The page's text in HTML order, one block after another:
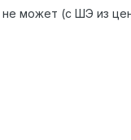
может (с ШЭ из